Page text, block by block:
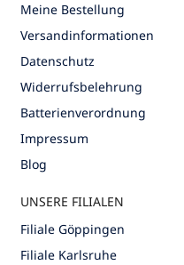
Meine Bestellung
Versandinformationen
Datenschutz
Widerrufsbelehrung
Batterienverordnung
Impressum
Blog
UNSERE FILIALEN
Filiale Göppingen
Filiale Karlsruhe